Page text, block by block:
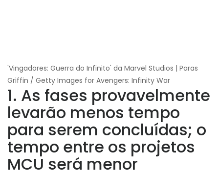
'Vingadores: Guerra do Infinito' da Marvel Studios | Paras
Griffin / Getty Images for Avengers: Infinity War
1. As fases provavelmente
levarão menos tempo
para serem concluídas; o
tempo entre os projetos
MCU será menor